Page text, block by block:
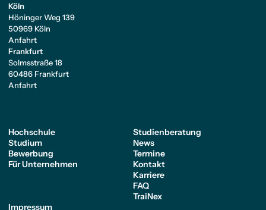
Köln
Höninger Weg 139
50969 Köln
Anfahrt
Frankfurt
Solmsstraße 18
60486 Frankfurt
Anfahrt
Hochschule
Studium
Bewerbung
Für Unternehmen
Studienberatung
News
Termine
Kontakt
Karriere
FAQ
TraiNex
Impressum